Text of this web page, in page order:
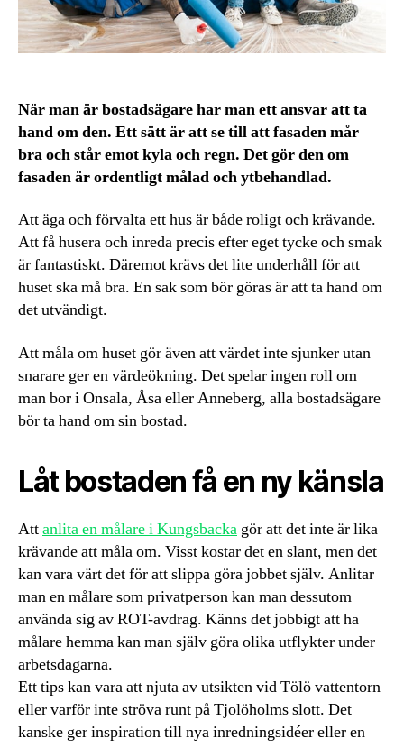
När man är bostadsägare har man ett ansvar att ta
hand om den. Ett sätt är att se till att fasaden mår
bra och står emot kyla och regn. Det gör den om
fasaden är ordentligt målad och ytbehandlad.
Att äga och förvalta ett hus är både roligt och krävande.
Att få husera och inreda precis efter eget tycke och smak
är fantastiskt. Däremot krävs det lite underhåll för att
huset ska må bra. En sak som bör göras är att ta hand om
det utvändigt.
Att måla om huset gör även att värdet inte sjunker utan
snarare ger en värdeökning. Det spelar ingen roll om
man bor i Onsala, Åsa eller Anneberg, alla bostadsägare
bör ta hand om sin bostad.
Låt bostaden få en ny känsla
Attanlita en målare i Kungsbacka gör att det inte är lika
krävande att måla om. Visst kostar det en slant, men det
kan vara värt det för att slippa göra jobbet själv. Anlitar
man en målare som privatperson kan man dessutom
använda sig av ROT-avdrag. Känns det jobbigt att ha
målare hemma kan man själv göra olika utflykter under
arbetsdagarna.
Ett tips kan vara att njuta av utsikten vid Tölö vattentorn
eller varför inte ströva runt på Tjolöholms slott. Det
kanske ger inspiration till nya inredningsidéer eller en